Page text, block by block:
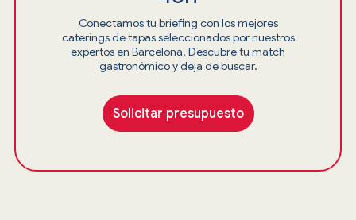
Conectamos tu briefing con los mejores
caterings de tapas seleccionados por nuestros
expertos en Barcelona. Descubre tu match
gastronómico y deja de buscar.
Solicitar presupuesto